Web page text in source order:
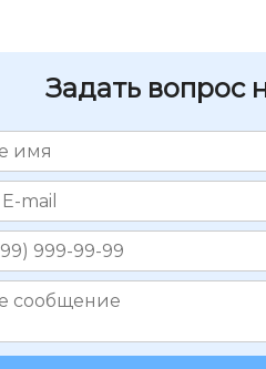
Задать вопрос